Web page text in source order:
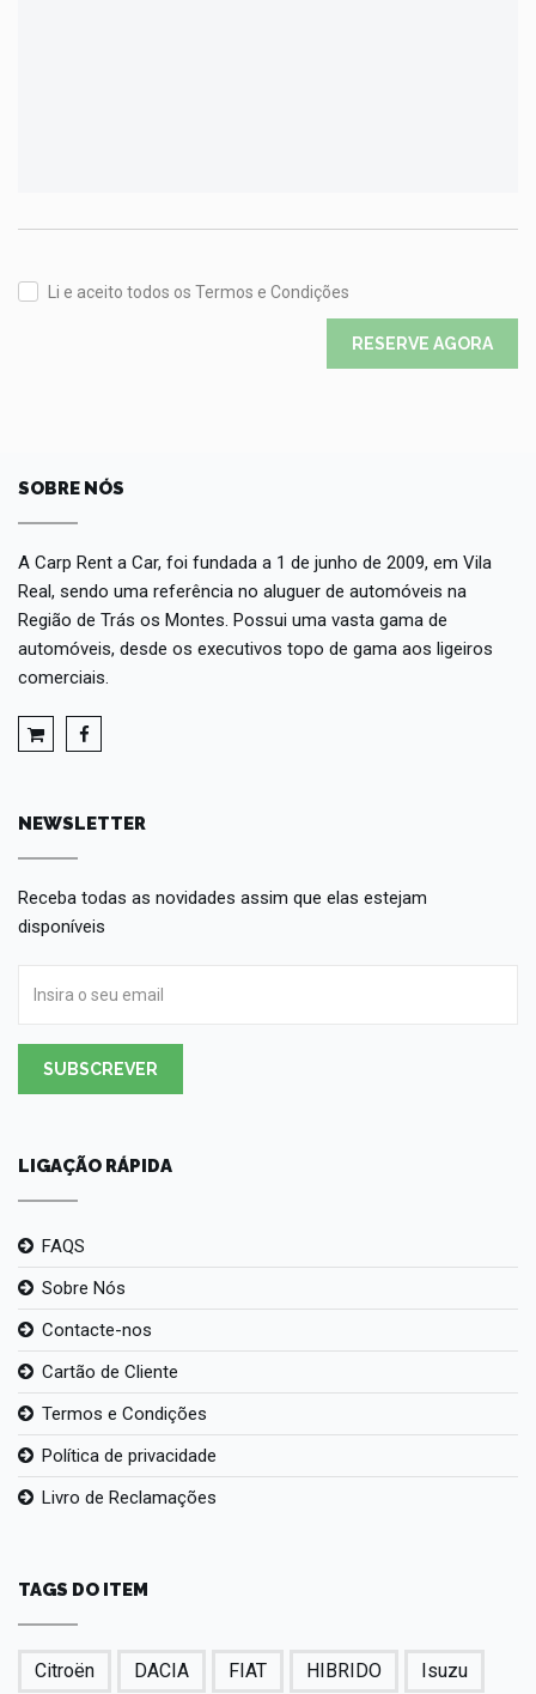
Li e aceito todos os Termos e Condições
RESERVE AGORA
SOBRE NÓS
A Carp Rent a Car, foi fundada a 1 de junho de 2009, em Vila
Real, sendo uma referência no aluguer de automóveis na
Região de Trás os Montes. Possui uma vasta gama de
automóveis, desde os executivos topo de gama aos ligeiros
comerciais.
NEWSLETTER
Receba todas as novidades assim que elas estejam
disponíveis
SUBSCREVER
LIGAÇÃO RÁPIDA
FAQS
Sobre Nós
Contacte-nos
Cartão de Cliente
Termos e Condições
Política de privacidade
Livro de Reclamações
TAGS DO ITEM
Citroën DACIA FIAT HIBRIDO Isuzu